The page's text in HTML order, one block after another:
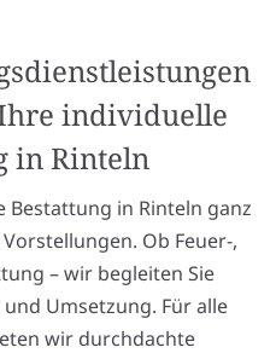
individuelle
in Rinteln
in Rinteln ganz
Ob Feuer-,
– wir begleiten Sie
Umsetzung. Für alle
wir durchdachte